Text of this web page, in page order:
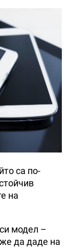
са по-
на
модел –
да даде на